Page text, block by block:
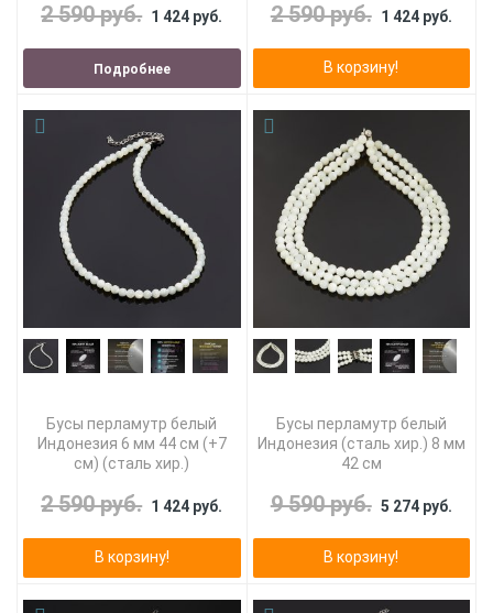
2 590 руб. 1 424 руб.
Подробнее
2 590 руб. 1 424 руб.
В корзину!
Бусы перламутр белый
Индонезия 6 мм 44 см (+7
см) (сталь хир.)
2 590 руб. 1 424 руб.
В корзину!
Бусы перламутр белый
Индонезия (сталь хир.) 8 мм
42 см
9 590 руб. 5 274 руб.
В корзину!